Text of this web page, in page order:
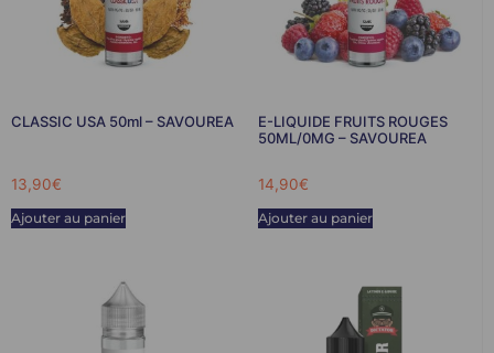
CLASSIC USA 50ml – SAVOUREA
13,90€
Ajouter au panier
E-LIQUIDE FRUITS ROUGES
50ML/0MG – SAVOUREA
14,90€
Ajouter au panier